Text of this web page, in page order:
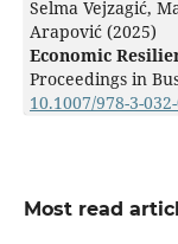
Selma Vejzagić,
Arapović (2025)
Economic
Proceedings in
10.1007/978-3-
Most read